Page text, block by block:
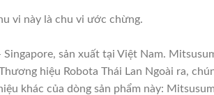
vi này là chu vi ước chừng.
sản xuất tại Việt Nam.
hiệu Robota Thái Lan Ngoài ra,
khác của dòng sản phẩm này: